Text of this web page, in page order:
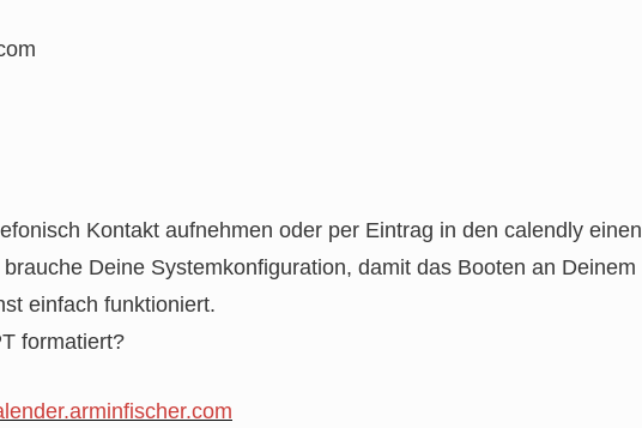
Kontakt aufnehmen oder per Eintrag in den calendly einen
Deine Systemkonfiguration, damit das Booten an Deinem
einfach funktioniert.
formatiert?